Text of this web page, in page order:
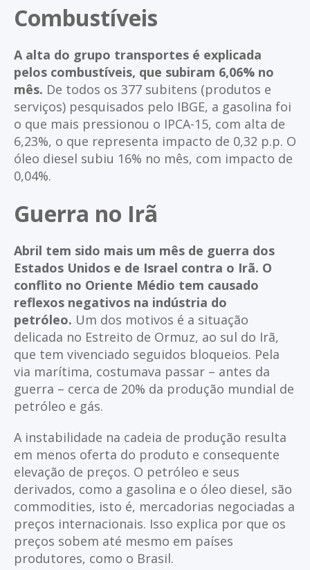
Combustíveis
A alta do grupo transportes é explicada
pelos combustíveis, que subiram 6,06% no
mês. De todos os 377 subitens (produtos e
serviços) pesquisados pelo IBGE, a gasolina foi
o que mais pressionou o IPCA-15, com alta de
6,23%, o que representa impacto de 0,32 p.p. O
óleo diesel subiu 16% no mês, com impacto de
0,04%.
Guerra no Irã
Abril tem sido mais um mês de guerra dos
Estados Unidos e de Israel contra o Irã. O
conflito no Oriente Médio tem causado
reflexos negativos na indústria do
petróleo. Um dos motivos é a situação
delicada no Estreito de Ormuz, ao sul do Irã,
que tem vivenciado seguidos bloqueios. Pela
via marítima, costumava passar – antes da
guerra – cerca de 20% da produção mundial de
petróleo e gás.
A instabilidade na cadeia de produção resulta
em menos oferta do produto e consequente
elevação de preços. O petróleo e seus
derivados, como a gasolina e o óleo diesel, são
commodities, isto é, mercadorias negociadas a
preços internacionais. Isso explica por que os
preços sobem até mesmo em países
produtores, como o Brasil.